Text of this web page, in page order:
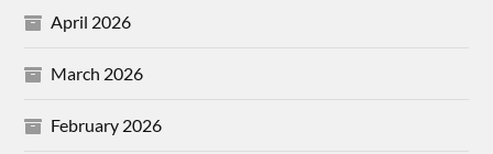
April 2026
March 2026
February 2026